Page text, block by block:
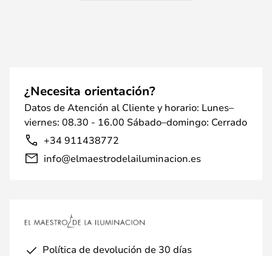
¿Necesita orientación?
Datos de Atención al Cliente y horario: Lunes–
viernes: 08.30 - 16.00 Sábado–domingo: Cerrado
+34 911438772
info@elmaestrodelailuminacion.es
Política de devolución de 30 días